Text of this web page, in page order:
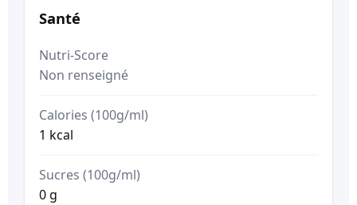
Santé
Nutri-Score
Non renseigné
Calories (100g/ml)
1 kcal
Sucres (100g/ml)
0 g